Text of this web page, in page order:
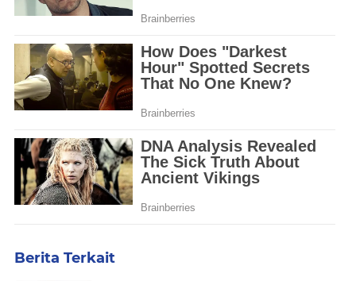
Berita Terkait